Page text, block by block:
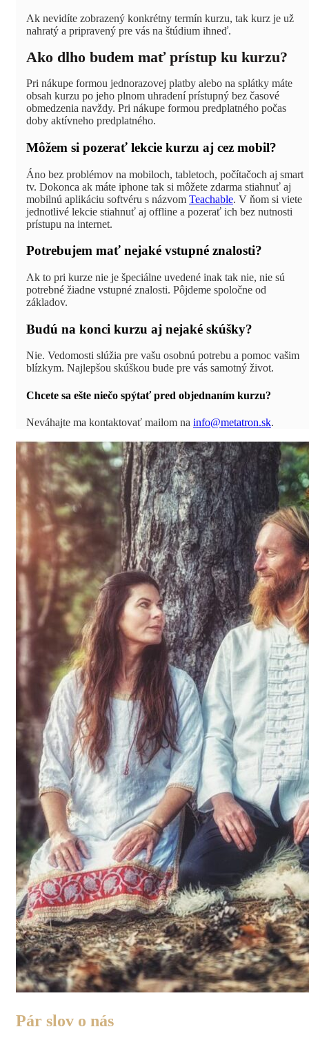
Ak nevidíte zobrazený konkrétny termín kurzu, tak kurz je už
nahratý a pripravený pre vás na štúdium ihneď.
Ako dlho budem mať prístup ku kurzu?
Pri nákupe formou jednorazovej platby alebo na splátky máte
obsah kurzu po jeho plnom uhradení prístupný bez časové
obmedzenia navždy. Pri nákupe formou predplatného počas
doby aktívneho predplatného.
Môžem si pozerať lekcie kurzu aj cez mobil?
Áno bez problémov na mobiloch, tabletoch, počítačoch aj smart
tv. Dokonca ak máte iphone tak si môžete zdarma stiahnuť aj
mobilnú aplikáciu softvéru s názvom Teachable. V ňom si viete
jednotlivé lekcie stiahnuť aj offline a pozerať ich bez nutnosti
prístupu na internet.
Potrebujem mať nejaké vstupné znalosti?
Ak to pri kurze nie je špeciálne uvedené inak tak nie, nie sú
potrebné žiadne vstupné znalosti. Pôjdeme spoločne od
základov.
Budú na konci kurzu aj nejaké skúšky?
Nie. Vedomosti slúžia pre vašu osobnú potrebu a pomoc vašim
blízkym. Najlepšou skúškou bude pre vás samotný život.
Chcete sa ešte niečo spýtať pred objednaním kurzu?
Neváhajte ma kontaktovať mailom na info@metatron.sk.
Pár slov o nás